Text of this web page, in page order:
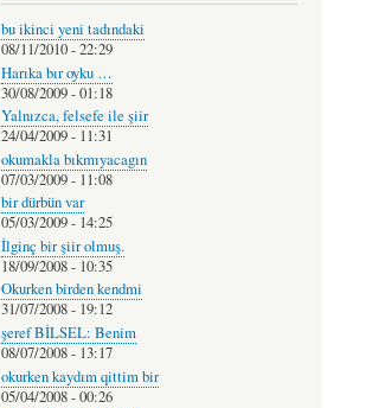
bu ikinci yeni tadındaki
08/11/2010 - 22:29
Harıka bır oyku …
30/08/2009 - 01:18
Yalnızca, felsefe ile şiir
24/04/2009 - 11:31
okumakla bıkmıyacagın
07/03/2009 - 11:08
bir dürbün var
05/03/2009 - 14:25
İlginç bir şiir olmuş.
18/09/2008 - 10:35
Okurken birden kendmi
31/07/2008 - 19:12
şeref BİLSEL: Benim
08/07/2008 - 13:17
okurken kaydım qittim bir
05/04/2008 - 00:26